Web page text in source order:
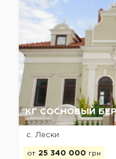
КГ СОСНОВЫЙ
с. Лески
от 25 340 000 грн